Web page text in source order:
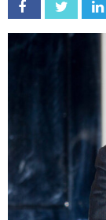
Facebook Twitter